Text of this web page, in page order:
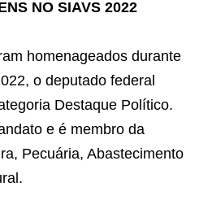
NO SIAVS 2022
homenageados durante
o deputado federal
Destaque Político.
e é membro da
Pecuária, Abastecimento